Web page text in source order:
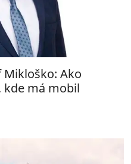
Mikloško: Ako
kde má mobil